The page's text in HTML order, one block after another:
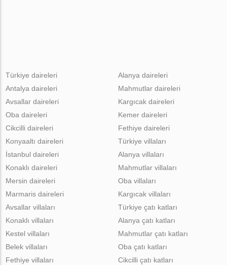
Türkiye daireleri
Antalya daireleri
Avsallar daireleri
Oba daireleri
Cikcilli daireleri
Alanya daireleri
Mahmutlar daireleri
Kargıcak daireleri
Kemer daireleri
Fethiye daireleri
Konyaaltı daireleri
İstanbul daireleri
Konaklı daireleri
Mersin daireleri
Marmaris daireleri
Türkiye villaları
Alanya villaları
Mahmutlar villaları
Oba villaları
Kargıcak villaları
Avsallar villaları
Konaklı villaları
Kestel villaları
Belek villaları
Fethiye villaları
Türkiye çatı katları
Alanya çatı katları
Mahmutlar çatı katları
Oba çatı katları
Cikcilli çatı katları